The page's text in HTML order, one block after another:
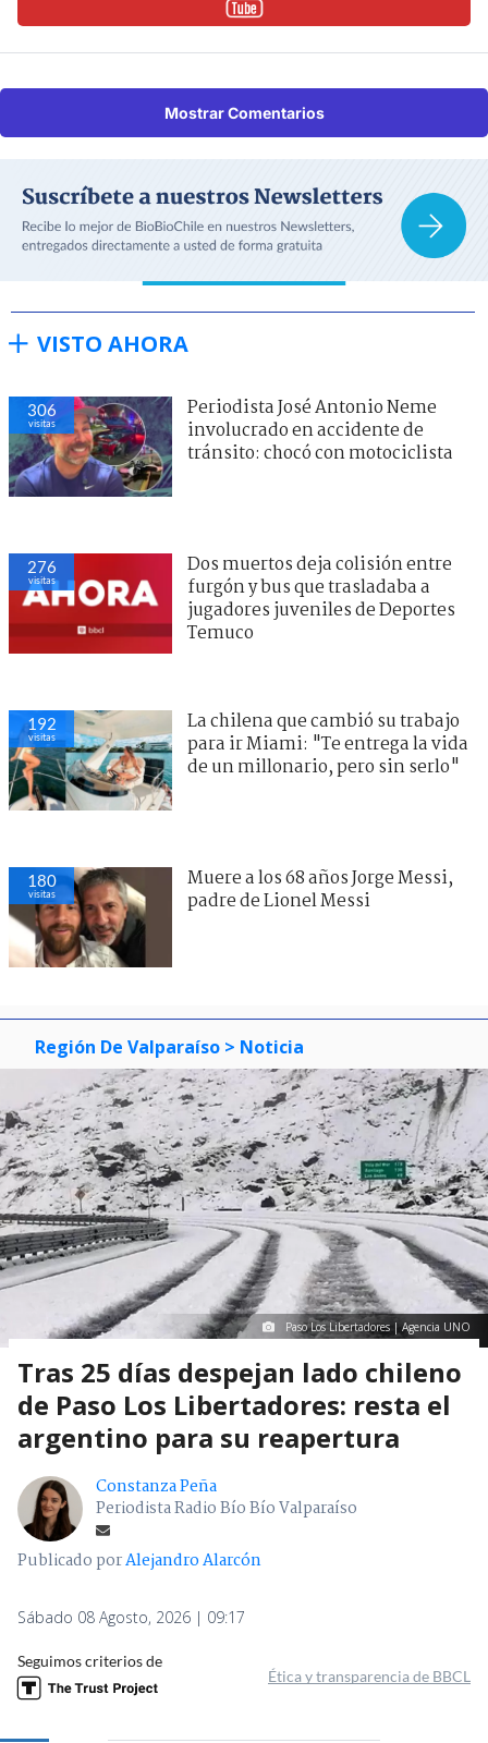
Mostrar Comentarios
VISTO AHORA
306
visitas
Periodista José Antonio Neme
involucrado en accidente de
tránsito: chocó con motociclista
276
visitas
Dos muertos deja colisión entre
furgón y bus que trasladaba a
jugadores juveniles de Deportes
Temuco
192
visitas
La chilena que cambió su trabajo
para ir Miami: "Te entrega la vida
de un millonario, pero sin serlo"
180
visitas
Muere a los 68 años Jorge Messi,
padre de Lionel Messi
Región De Valparaíso > Noticia
Paso Los Libertadores | Agencia UNO
Tras 25 días despejan lado chileno
de Paso Los Libertadores: resta el
argentino para su reapertura
Constanza Peña
Periodista Radio Bío Bío Valparaíso
Publicado porAlejandro Alarcón
Sábado 08 Agosto, 2026 | 09:17
Seguimos criterios de
Ética y transparencia de BBCL